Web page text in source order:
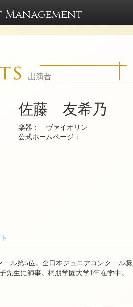
佐藤 友希乃
楽器： ヴァイオリン
公式ホームページ：
ル第5位。全日本ジュニアコンクール
先生に師事。桐朋学園大学1年在学中。